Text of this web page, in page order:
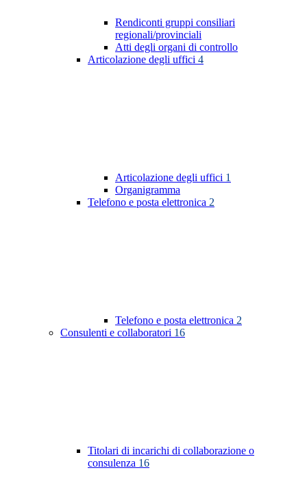
Rendiconti gruppi consiliari
regionali/provinciali
Atti degli organi di controllo
Articolazione degli uffici 4
Articolazione degli uffici 1
Organigramma
Telefono e posta elettronica 2
Telefono e posta elettronica 2
Consulenti e collaboratori 16
Titolari di incarichi di collaborazione o
consulenza 16